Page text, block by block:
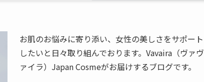
お肌のお悩みに寄り添い、女性の美しさをサポート
したいと日々取り組んでおります。Vavaira（ヴァヴ
ァイラ）Japan Cosmeがお届けするブログです。